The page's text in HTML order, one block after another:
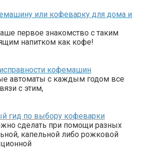
или кофеварку для дома и
первое знакомство с таким
напитком как кофе!
кофемашин
автоматы с каждым годом все
с этим,
гид по выбору кофеварки
сделать при помощи разных
капельной либо рожковой